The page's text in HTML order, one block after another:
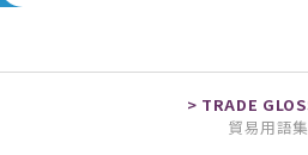
貿易用語集